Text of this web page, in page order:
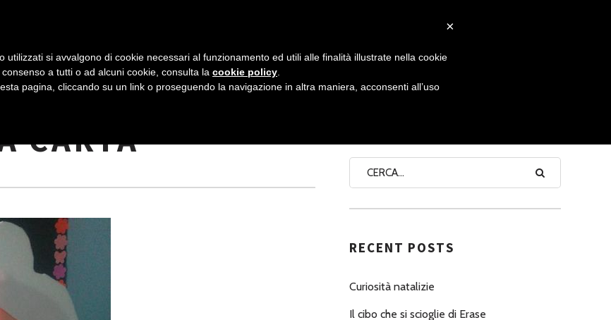
A
V
G
Z
I
N
NONNO PASTICCIERE
CREARE CON
CARTA
RECENT POSTS
Curiosità natalizie
Il cibo che si scioglie di Erase
×
utilizzati si avvalgono di cookie necessari al funzionamento ed utili alle finalità illustrate nella cookie
a tutti o ad alcuni cookie, consulta la cookie policy
pagina, cliccando su un link o proseguendo la navigazione in altra maniera, acconsenti all’uso